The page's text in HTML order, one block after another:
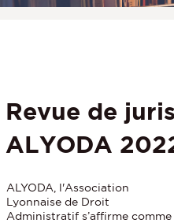
Revue de
ALYODA
ALYODA, l'Association
Lyonnaise de Droit
Administratif s’affirme comme